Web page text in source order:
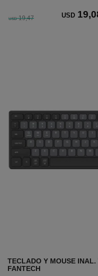
USD 19,47 USD 19
TECLADO Y MOUSE
FANTECH